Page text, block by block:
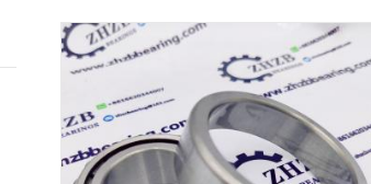
rodamiento KOMATSU partes encajar :
ordenador personal 350-8 , PC 300-8 , PC
125 0-8 , PC 400-8 , PC3 40-6 , PC 450-6 , PC
380 -6, PC 400 -6